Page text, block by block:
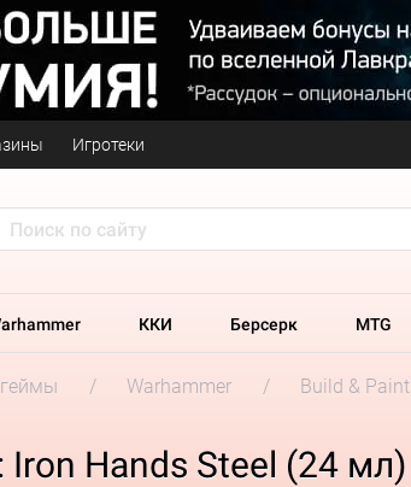
Игротеки
ККИ Берсерк MTG
Warhammer Build & Paint
Hands Steel (24 мл)